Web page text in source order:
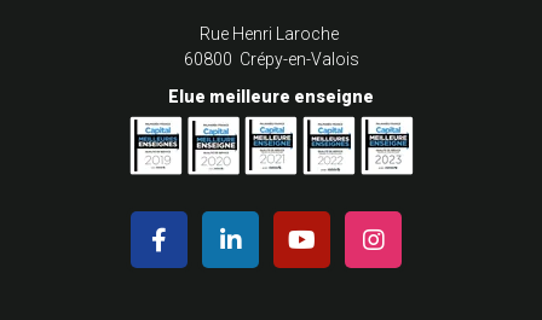
Rue Henri Laroche
60800 Crépy-en-Valois
Elue meilleure enseigne